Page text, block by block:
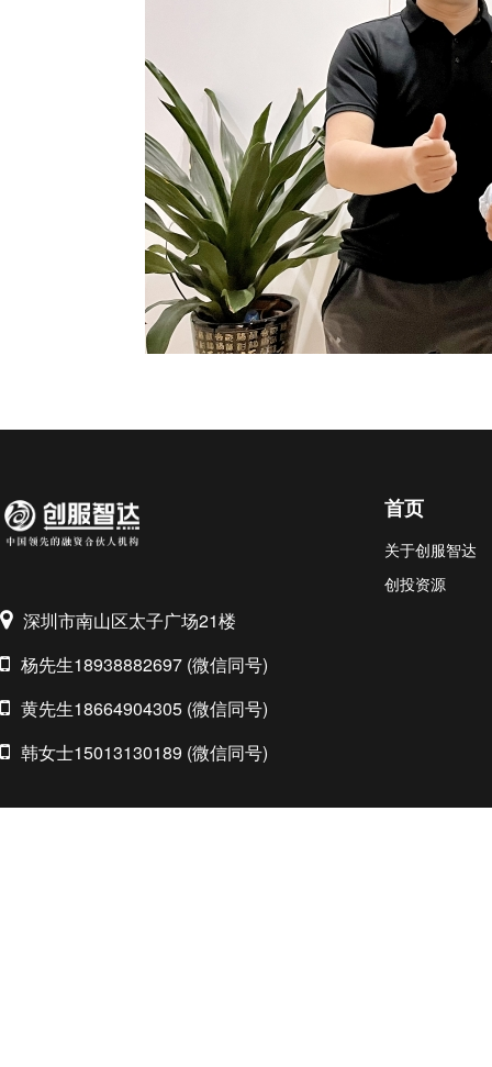
深圳市南山区太子广场21楼
杨先生18938882697 (微信同号)
黄先生18664904305 (微信同号)
韩女士15013130189 (微信同号)
首页
关于创服智达
创投资源